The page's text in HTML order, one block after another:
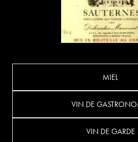
MIEL
VIN DE
VIN DE GARDE